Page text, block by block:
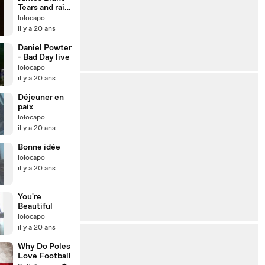
malade
Tears and rain
live
lolocapo
il y a 20 ans
Daniel Powter
- Bad Day live
lolocapo
il y a 20 ans
Déjeuner en
paix
lolocapo
il y a 20 ans
Bonne idée
lolocapo
il y a 20 ans
You're
Beautiful
lolocapo
il y a 20 ans
Why Do Poles
Love Football